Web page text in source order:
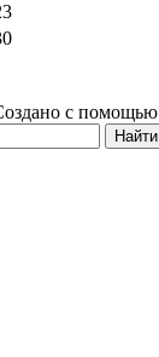
с помощью